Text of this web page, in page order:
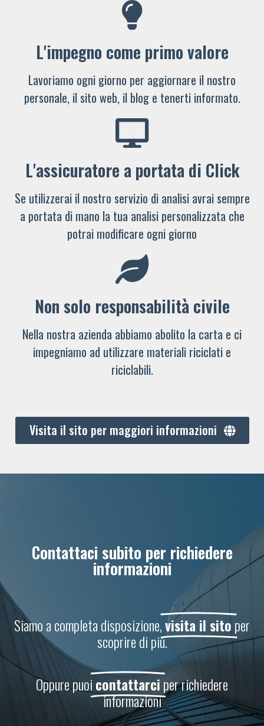
L'impegno come primo valore
Lavoriamo ogni giorno per aggiornare il nostro
personale, il sito web, il blog e tenerti informato.
L'assicuratore a portata di Click
Se utilizzerai il nostro servizio di analisi avrai sempre
a portata di mano la tua analisi personalizzata che
potrai modificare ogni giorno
Non solo responsabilità civile
Nella nostra azienda abbiamo abolito la carta e ci
impegniamo ad utilizzare materiali riciclati e
riciclabili.
Visita il sito per maggiori informazioni
Contattaci subito per richiedere
informazioni
Siamo a completa disposizione,visita il sitoper
scoprire di più.
Oppure puoicontattarciper richiedere
informazioni